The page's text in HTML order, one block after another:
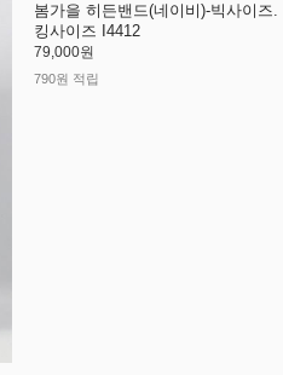
봄가을 히든밴드(네이비)-빅사이즈.
킹사이즈 I4412
79,000원
790원 적립